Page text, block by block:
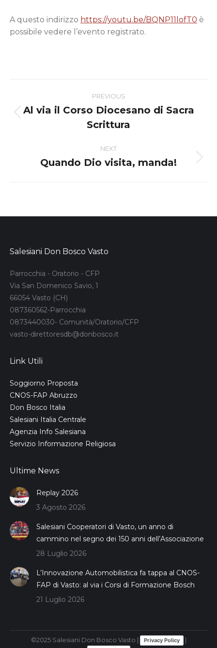
A questo indirizzo https://youtu.be/BQNP11lofT0 è
possibile vedere l’evento registrato.
navigation
PREVIOUS
post:
Al via il Corso Diocesano di Sacra
Scrittura
NEXT
Next
Quando Dio visita, manda!
Salesiani Don Bosco Vasto
Parrocchia - Oratorio - CFP
Via San Domenico Savio, 1
66054 Vasto (CH)
087360562-Parrocchia
0873440030- Comunità/Oratorio/CFP
vasto-direttoresdb@donbosco.it
Link Utili
Soggiorno Proposta
CNOS-FAP Abruzzo
Don Bosco Italia
Salesiani Italia Centrale
Agenzia Info Salesiana
Servizio Informazione Religiosa
Ultime News
Replay 2026
3 Agosto 2026
Salesiani Cooperatori di Vasto, un anno di
cammino nel segno dei 150 anni dell’Associazione
28 Luglio 2026
L’Innovazione Automobilistica fa tappa al CNOS-
FAP di Vasto: al via i Corsi di Formazione Bosch
21 Luglio 2026
©2025 Salesiani Don Bosco Vasto | Privacy Policy |